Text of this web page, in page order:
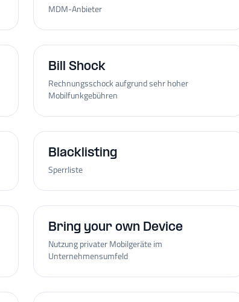
MDM-Anbieter
Bill Shock
Rechnungsschock aufgrund sehr hoher
Mobilfunkgebühren
Blacklisting
Sperrliste
Bring your own Device
Nutzung privater Mobilgeräte im
Unternehmensumfeld